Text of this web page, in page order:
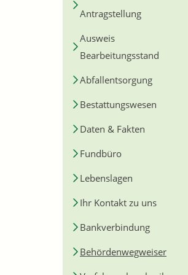
Antragstellung
Ausweis
Bearbeitungsstand
Abfallentsorgung
Bestattungswesen
Daten & Fakten
Fundbüro
Lebenslagen
Ihr Kontakt zu uns
Bankverbindung
Behördenwegweiser